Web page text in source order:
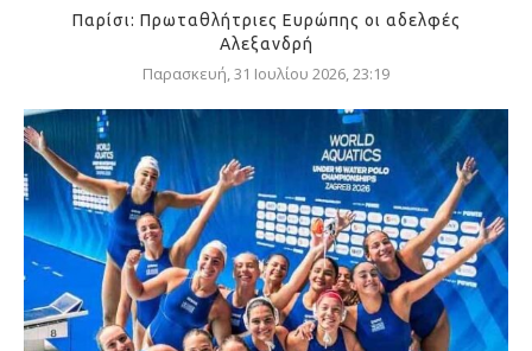
Παρίσι: Πρωταθλήτριες Ευρώπης οι αδελφές
Αλεξανδρή
Παρασκευή, 31 Ιουλίου 2026, 23:19